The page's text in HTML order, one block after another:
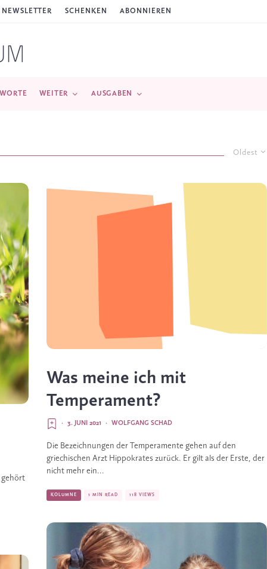
NEWSLETTER SCHENKEN ABONNIEREN
WORTE WEITER AUSGABEN
Oldest
gehört
Was meine ich mit
Temperament?
WOLFGANG SCHAD
·
3. JUNI 2021
·
Die Bezeichnungen der Temperamente gehen auf den
griechischen Arzt Hippokrates zurück. Er gilt als der Erste, der
nicht mehr ein...
KOLUMNE 1 MIN READ 118 VIEWS